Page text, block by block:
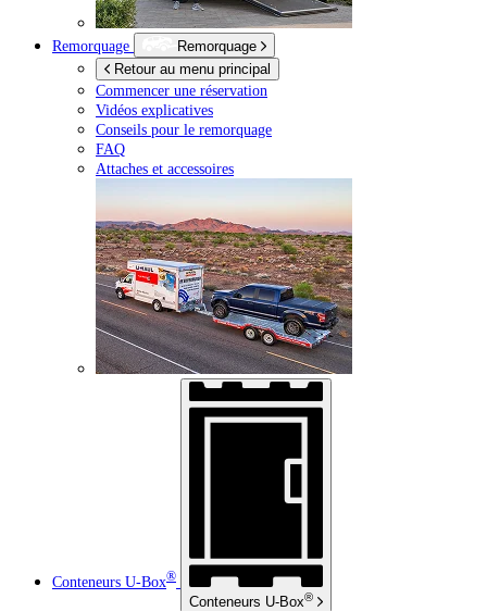
Remorquage
Remorquage
Retour au menu principal
Commencer une réservation
Vidéos explicatives
Conseils pour le remorquage
FAQ
Attaches et accessoires
Conteneurs U-Box®
Conteneurs U-Box®